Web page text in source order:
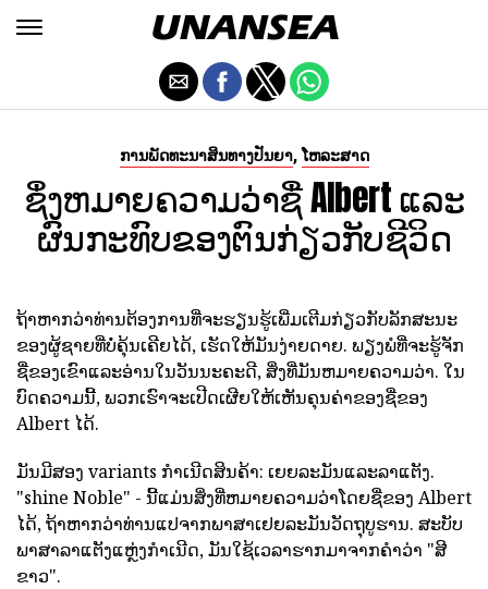
ການພັດທະນາສິນທາງປັນຍາ,ໂຫລະສາດ
ຊຶ່ງຫມາຍຄວາມວ່າຊື່ Albert ແລະ
ຜົນກະທົບຂອງຕົນກ່ຽວກັບຊີວິດ
ຖ້າຫາກວ່າທ່ານຕ້ອງການທີ່ຈະຮຽນຮູ້ເພີ່ມເຕີມກ່ຽວກັບລັກສະນະ
ຂອງຜູ້ຊາຍທີ່ບໍ່ຄຸ້ນເຄີຍໄດ້, ເຮັດໃຫ້ມັນງ່າຍດາຍ. ພຽງພໍທີ່ຈະຮູ້ຈັກ
ຊື່ຂອງເຂົາແລະອ່ານໃນວັນນະຄະດີ, ສິ່ງທີ່ມັນຫມາຍຄວາມວ່າ. ໃນ
ບົດຄວາມນີ້, ພວກເຮົາຈະເປີດເຜີຍໃຫ້ເຫັນຄຸນຄ່າຂອງຊື່ຂອງ
Albert ໄດ້.
ມັນມີສອງ variants ກໍາເນີດສິນຄ້າ: ເຍຍລະມັນແລະລາແຕັງ.
"shine Noble" - ນີ້ແມ່ນສິ່ງທີ່ຫມາຍຄວາມວ່າໂດຍຊື່ຂອງ Albert
ໄດ້, ຖ້າຫາກວ່າທ່ານແປຈາກພາສາເຢຍລະມັນວັດຖຸບູຮານ. ສະບັບ
ພາສາລາແຕັງແຫຼ່ງກໍາເນີດ, ມັນໃຊ້ເວລາຮາກມາຈາກຄໍາວ່າ "ສີ
ຂາວ".